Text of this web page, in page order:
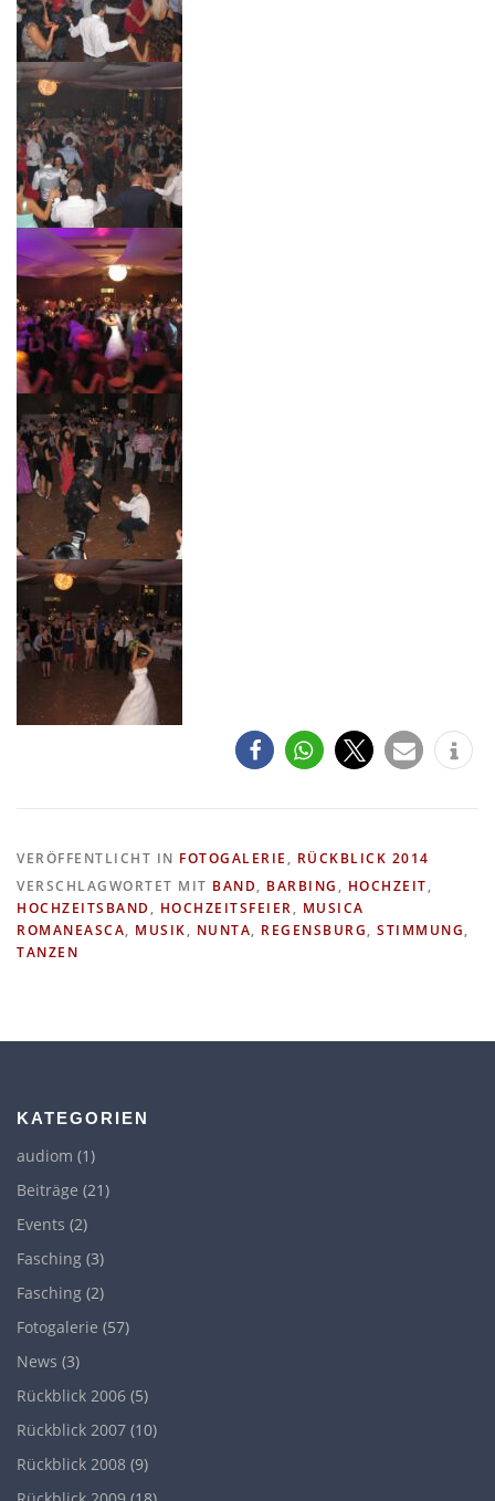
VERÖFFENTLICHT IN FOTOGALERIE , RÜCKBLICK 2014
VERSCHLAGWORTET MIT BAND, BARBING , HOCHZEIT,
HOCHZEITSBAND , HOCHZEITSFEIER, MUSICA
ROMANEASCA, MUSIK, NUNTA, REGENSBURG, STIMMUNG,
TANZEN
KATEGORIEN
audiom (1)
Beiträge (21)
Events (2)
Fasching (3)
Fasching (2)
Fotogalerie (57)
News (3)
Rückblick 2006 (5)
Rückblick 2007 (10)
Rückblick 2008 (9)